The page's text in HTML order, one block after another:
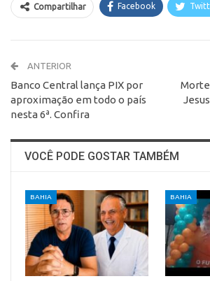
Compartilhar Facebook
ANTERIOR
Banco Central lança PIX por
aproximação em todo o país
nesta 6ª. Confira
VOCÊ PODE GOSTAR TAMBÉM
BAHIA BAHIA